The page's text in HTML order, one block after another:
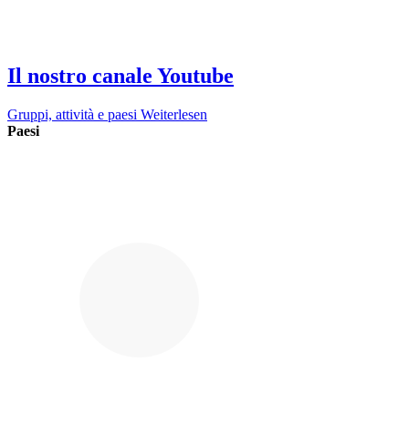
Il nostro canale Youtube
Gruppi, attività e paesi Weiterlesen
Paesi